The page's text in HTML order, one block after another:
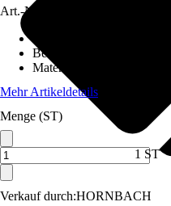
Verkauf durch:HORNBACH
Art.-Nr.
Ohne
Befestigungsart
Material Scharniere
Mehr Artikeldetails
Menge (ST)
1 ST